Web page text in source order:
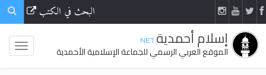
البحث في الكتب
إسلام أحمدية.NET
الموقع العربي الرسمي للجماعة الإسلامية الأحمدية